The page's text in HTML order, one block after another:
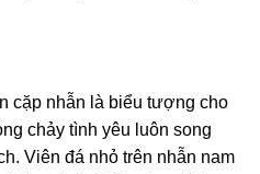
cặp nhẫn là biểu tượng cho
chảy tình yêu luôn song
Viên đá nhỏ trên nhẫn nam